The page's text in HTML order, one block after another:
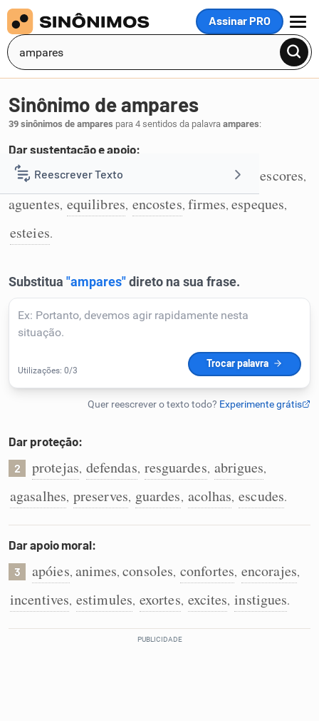
Assinar PRO
MENU
Reescrever Texto
Resumir Texto
Detector de IA
Humanizador de IA
Caça-palavras
Dicionário
Sinônimos
Sinônimo de ampares
39 sinônimos de ampares para 4 sentidos da palavra ampares:
Dar sustentação e apoio:
1 sustentes,suportes sustenhas ,escores,
aguentes, equilibres, encostes, firmes,espeques,
esteies.
Dar proteção:
2 protejas, defendas, resguardes, abrigues,
agasalhes, preserves, guardes, acolhas, escudes.
Dar apoio moral:
3 apóies, animes,consoles, confortes, encorajes,
incentives, estimules, exortes, excites, instigues.